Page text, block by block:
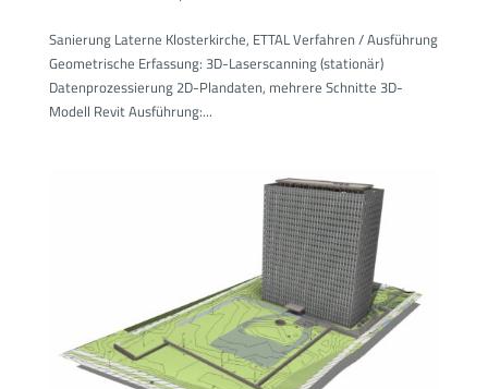
Sanierung Laterne Klosterkirche, ETTAL Verfahren / Ausführung
Geometrische Erfassung: 3D-Laserscanning (stationär)
Datenprozessierung 2D-Plandaten, mehrere Schnitte 3D-
Modell Revit Ausführung:...